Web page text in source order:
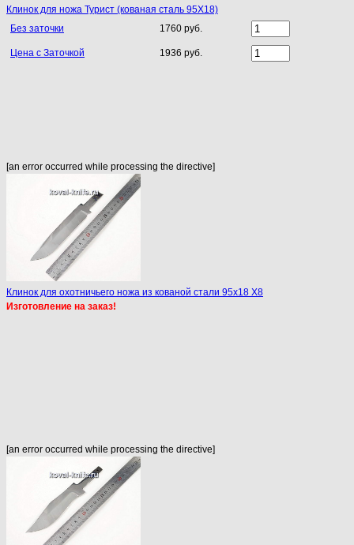
Клинок для ножа Турист (кованая сталь 95Х18)
Без заточки
1760 руб.
Цена с Заточкой 1936 руб.
[an error occurred while processing the directive]
Клинок для охотничьего ножа из кованой стали 95х18 X8
Изготовление на заказ!
[an error occurred while processing the directive]